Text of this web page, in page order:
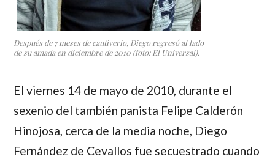
Después de 7 meses de cautiverio, Diego regresó al lado
de su amada en diciembre de 2010 (foto: El Universal).
El viernes 14 de mayo de 2010, durante el
sexenio del también panista Felipe Calderón
Hinojosa, cerca de la media noche, Diego
Fernández de Cevallos fue secuestrado cuando